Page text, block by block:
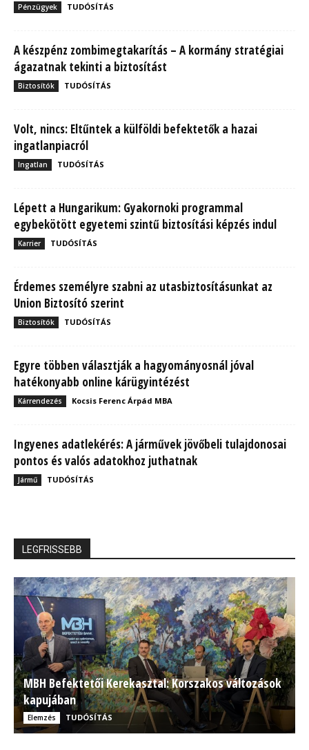
Pénzügyek TUDÓSÍTÁS
A készpénz zombimegtakarítás – A kormány stratégiai
ágazatnak tekinti a biztosítást
Biztosítók TUDÓSÍTÁS
Volt, nincs: Eltűntek a külföldi befektetők a hazai
ingatlanpiacról
Ingatlan TUDÓSÍTÁS
Lépett a Hungarikum: Gyakornoki programmal
egybekötött egyetemi szintű biztosítási képzés indul
Karrier TUDÓSÍTÁS
Érdemes személyre szabni az utasbiztosításunkat az
Union Biztosító szerint
Biztosítók TUDÓSÍTÁS
Egyre többen választják a hagyományosnál jóval
hatékonyabb online kárügyintézést
Kárrendezés Kocsis Ferenc Árpád MBA
Ingyenes adatlekérés: A járművek jövőbeli tulajdonosai
pontos és valós adatokhoz juthatnak
Jármű TUDÓSÍTÁS
LEGFRISSEBB
MBH Befektetői Kerekasztal: Korszakos változások
kapujában
Elemzés TUDÓSÍTÁS